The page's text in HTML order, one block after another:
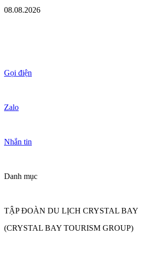
08.08.2026
Gọi điện
Zalo
Nhắn tin
Danh mục
TẬP ĐOÀN DU LỊCH CRYSTAL BAY
(CRYSTAL BAY TOURISM GROUP)